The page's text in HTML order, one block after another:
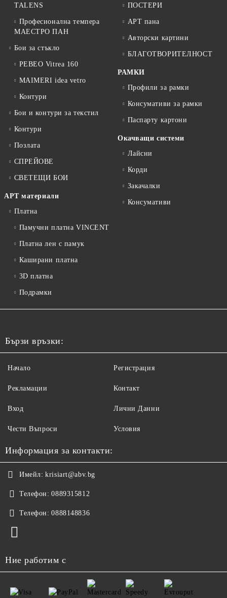
TALENS
Професионална темпера
МАЕСТРО ПАН
Бои за стъкло
PEBEO Vitrea 160
MAIMERI idea vetro
Контури
Бои и контури за текстил
Контури
Позлата
СПРЕЙОВЕ
СВЕТЕЩИ БОИ
АРТ материали
Платна
Памучни платна VINCENT
Платна лен с памук
Каширани платна
3D платна
Подрамки
ПОСТЕРИ
АРТ пана
Авторски картини
БЛАГОТВОРИТЕЛНОСТ
РАМКИ
Профили за рамки
Консумативи за рамки
Паспарту картони
Окачващи системи
Лайсни
Корди
Закачалки
Консумативи
Бързи връзки:
Начало
Рекламации
Вход
Чести Въпроси
Регистрация
Контакт
Лични Данни
Условия
Информация за контакти:
Имейл: krisiart@abv.bg
Телефон: 0889315812
Телефон: 0888148836
Ние работим с